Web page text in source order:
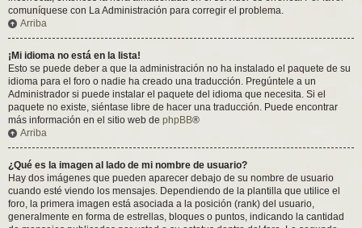
comuníquese con La Administración para corregir el problema.
Arriba
¡Mi idioma no está en la lista!
Esto se puede deber a que la administración no ha instalado el paquete de su
idioma para el foro o nadie ha creado una traducción. Pregúntele a un
Administrador si puede instalar el paquete del idioma que necesita. Si el
paquete no existe, siéntase libre de hacer una traducción. Puede encontrar
más información en el sitio web de phpBB®
Arriba
¿Qué es la imagen al lado de mi nombre de usuario?
Hay dos imágenes que pueden aparecer debajo de su nombre de usuario
cuando esté viendo los mensajes. Dependiendo de la plantilla que utilice el
foro, la primera imagen está asociada a la posición (rank) del usuario,
generalmente en forma de estrellas, bloques o puntos, indicando la cantidad